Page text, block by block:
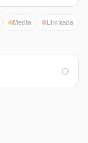
Media Limitada